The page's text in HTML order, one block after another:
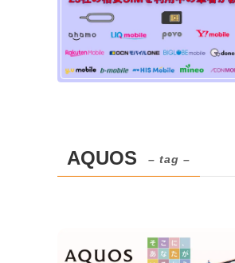
AQUOS – tag –